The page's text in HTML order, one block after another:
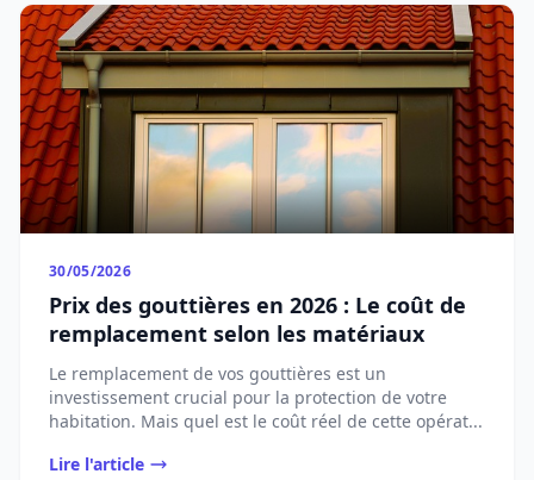
30/05/2026
Prix des gouttières en 2026 : Le coût de
remplacement selon les matériaux
Le remplacement de vos gouttières est un
investissement crucial pour la protection de votre
habitation. Mais quel est le coût réel de cette opérat...
Lire l'article